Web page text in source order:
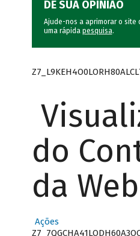
DÊ SUA OPINIÃO
Ajude-nos a aprimorar o site
uma rápida pesquisa.
do
da Web
Ações